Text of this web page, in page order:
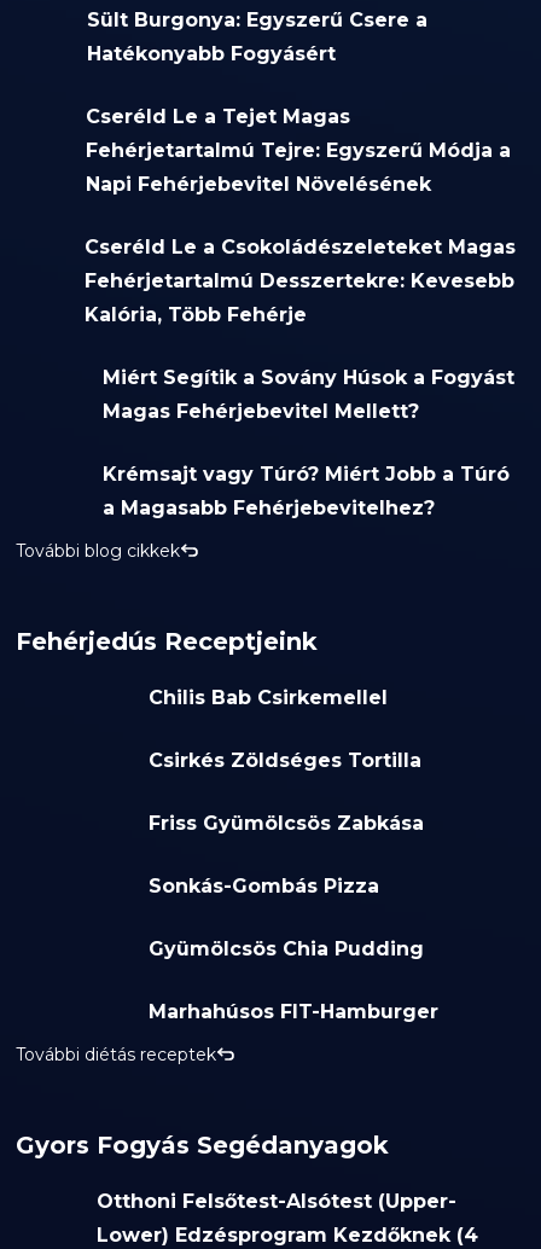
Sült Burgonya: Egyszerű Csere a
Hatékonyabb Fogyásért
Cseréld Le a Tejet Magas
Fehérjetartalmú Tejre: Egyszerű Módja a
Napi Fehérjebevitel Növelésének
Cseréld Le a Csokoládészeleteket Magas
Fehérjetartalmú Desszertekre: Kevesebb
Kalória, Több Fehérje
Miért Segítik a Sovány Húsok a Fogyást
Magas Fehérjebevitel Mellett?
Krémsajt vagy Túró? Miért Jobb a Túró
a Magasabb Fehérjebevitelhez?
További blog cikkek
Fehérjedús Receptjeink
Chilis Bab Csirkemellel
Csirkés Zöldséges Tortilla
Friss Gyümölcsös Zabkása
Sonkás-Gombás Pizza
Gyümölcsös Chia Pudding
Marhahúsos FIT-Hamburger
További diétás receptek
Gyors Fogyás Segédanyagok
Otthoni Felsőtest-Alsótest (Upper-
Lower) Edzésprogram Kezdőknek (4